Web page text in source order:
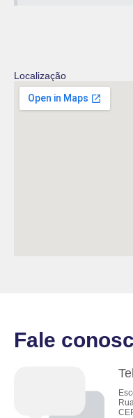
Localização
Fale